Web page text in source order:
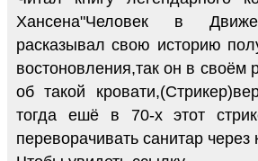
Хансена"Человек в
расказывал свою историю
востоновления,так он в своём
об такой
тогда ешё в 70-х этот
переворачивать санитар